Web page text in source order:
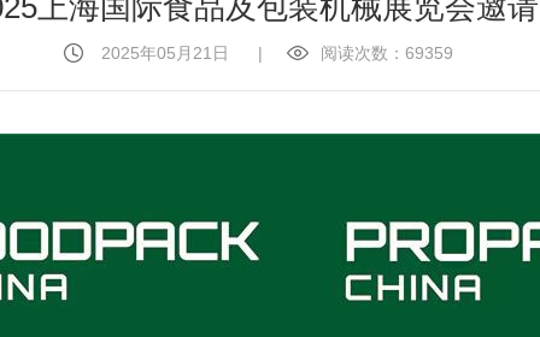
上海国际食品及包装机械展览会邀
2025年05月21日 | 阅读次数：69359